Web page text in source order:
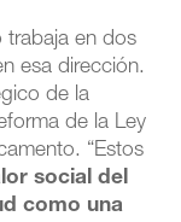
trabaja en dos
esa dirección.
de la
de la Ley
“Estos
social del
como una